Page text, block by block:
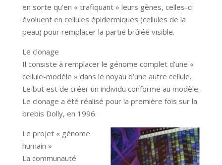
en sorte qu’en « trafiquant » leurs gènes, celles-ci
évoluent en cellules épidermiques (cellules de la
peau) pour remplacer la partie brûlée visible.
Le clonage
Il consiste à remplacer le génome complet d’une «
cellule-modèle » dans le noyau d’une autre cellule.
Le but est de créer un individu conforme au modèle.
Le clonage a été réalisé pour la première fois sur la
brebis Dolly, en 1996.
Le projet « génome
humain »
La communauté